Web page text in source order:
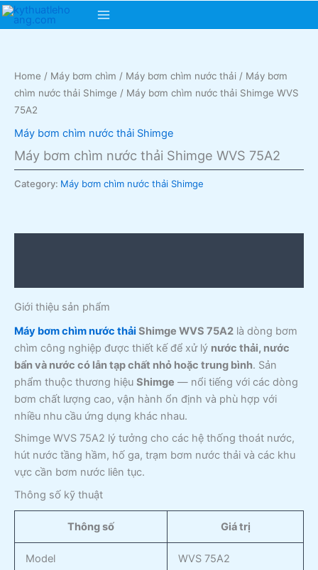
Skip
Main
Home / Máy bơm chìm / Máy bơm chìm nước thải / Máy bơm
chìm nước thải Shimge / Máy bơm chìm nước thải Shimge WVS
75A2
Máy bơm chìm nước thải Shimge
Máy bơm chìm nước thải Shimge WVS 75A2
Category: Máy bơm chìm nước thải Shimge
Giới thiệu sản phẩm
Máy bơm chìm nước thải Shimge WVS 75A2 là dòng bơm
chìm công nghiệp được thiết kế để xử lý nước thải, nước
bẩn và nước có lẫn tạp chất nhỏ hoặc trung bình. Sản
phẩm thuộc thương hiệu Shimge — nổi tiếng với các dòng
bơm chất lượng cao, vận hành ổn định và phù hợp với
nhiều nhu cầu ứng dụng khác nhau.
Shimge WVS 75A2 lý tưởng cho các hệ thống thoát nước,
hút nước tầng hầm, hố ga, trạm bơm nước thải và các khu
vực cần bơm nước liên tục.
Thông số kỹ thuật
Thông số Giá trị
Model WVS 75A2